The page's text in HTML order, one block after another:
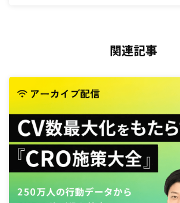
関連記事